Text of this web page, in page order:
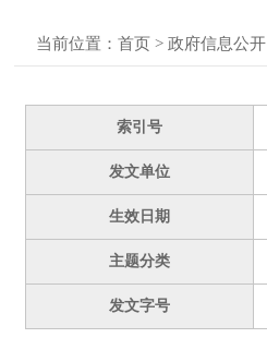
当前位置： 首页 > 政府信息公开
索引号
发文单位
生效日期
主题分类
发文字号